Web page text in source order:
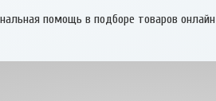
помощь в подборе товаров онлайн